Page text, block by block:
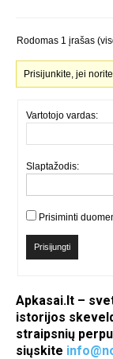
Rodomas 1 įrašas
Prisijunkite, jei
Vartotojo vardas:
Slaptažodis:
Prisiminti
Prisijungti
Apkasai.lt –
istorijos
straipsnių
siųskite